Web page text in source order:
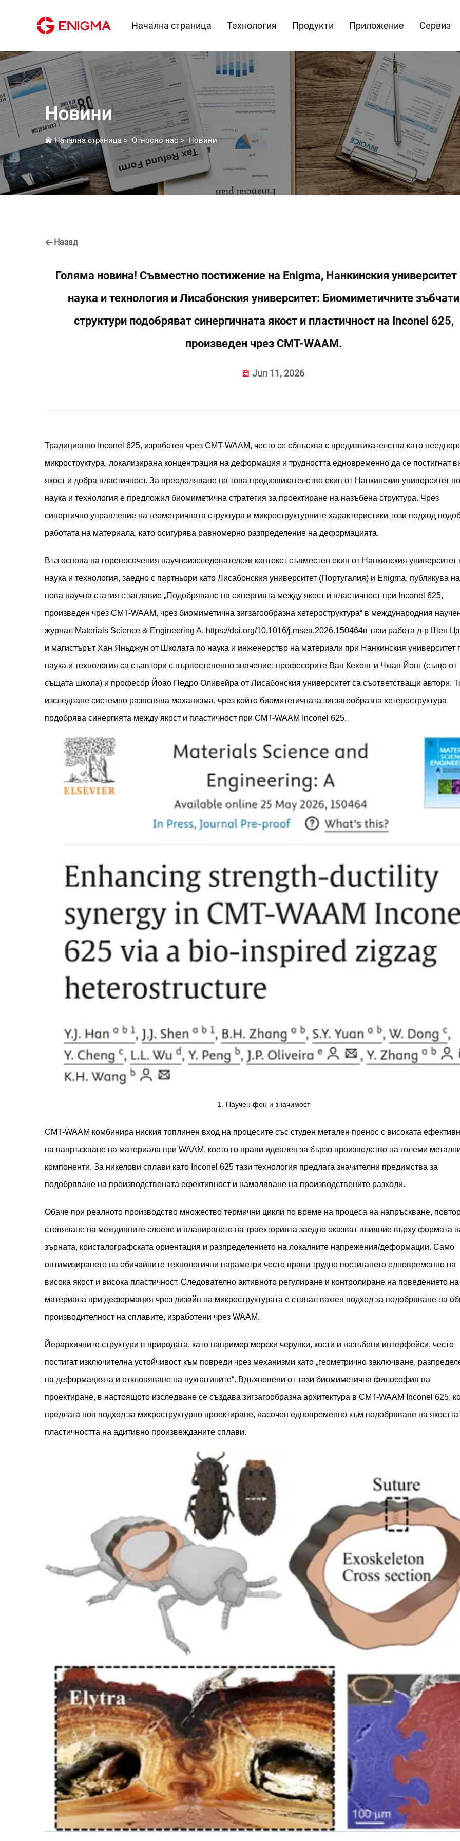
Начална страница Технология Продукти Приложение Сервиз
Новини
Начална страница > Относно нас >Новини
Назад
Голяма новина! Съвместно постижение на Enigma, Нанкинския университет
наука и технология и Лисабонския университет: Биомиметичните зъбчати
структури подобряват синергичната якост и пластичност на Inconel 625,
произведен чрез CMT-WAAM.
Jun 11, 2026
Традиционно Inconel 625, изработен чрез CMT-WAAM, често се сблъсква с предизвикателства като
микроструктура, локализирана концентрация на деформация и трудността едновременно да се постигнат
якост и добра пластичност. За преодоляване на това предизвикателство екип от Нанкинския университет по
наука и технология е предложил биомиметична стратегия за проектиране на назъбена структура. Чрез
синергично управление на геометричната структура и микроструктурните характеристики този подход
работата на материала, като осигурява равномерно разпределение на деформацията.
Въз основа на горепосочения научноизследователски контекст съвместен екип от Нанкинския университет
наука и технология, заедно с партньори като Лисабонския университет (Португалия) и Enigma, публикува
нова научна статия с заглавие „Подобряване на синергията между якост и пластичност при Inconel 625,
произведен чрез CMT-WAAM, чрез биомиметична зигзагообразна хетероструктура“ в международния
журнал Materials Science & Engineering A. https://doi.org/10.1016/j.msea.2026.150464в тази работа д-р Шен
и магистърът Хан Яньджун от Школата по наука и инженерство на материали при Нанкинския университет
наука и технология са съавтори с първостепенно значение; професорите Ван Кехонг и Чжан Йонг (също от
същата школа) и професор Йоао Педро Оливейра от Лисабонския университет са съответстващи автори.
изследване системно разяснява механизма, чрез който биомитетичната зигзагообразна хетероструктура
подобрява синергията между якост и пластичност при CMT-WAAM Inconel 625.
1. Научен фон и значимост
CMT-WAAM комбинира ниския топлинен вход на процесите със студен метален пренос с високата
на напръскване на материала при WAAM, което го прави идеален за бързо производство на големи
компоненти. За никелови сплави като Inconel 625 тази технология предлага значителни предимства за
подобряване на производствената ефективност и намаляване на производствените разходи.
Обаче при реалното производство множество термични цикли по време на процеса на напръскване,
стопяване на междинните слоеве и планирането на траекторията заедно оказват влияние върху формата
зърната, кристалографската ориентация и разпределението на локалните напрежения/деформации. Само
оптимизирането на обичайните технологични параметри често прави трудно постигането едновременно на
висока якост и висока пластичност. Следователно активното регулиране и контролиране на поведението на
материала при деформация чрез дизайн на микроструктурата е станал важен подход за подобряване на
производителност на сплавите, изработени чрез WAAM.
Йерархичните структури в природата, като например морски черупки, кости и назъбени интерфейси, често
постигат изключителна устойчивост към повреди чрез механизми като „геометрично заключване,
на деформацията и отклоняване на пукнатините“. Вдъхновени от тази биомиметична философия на
проектиране, в настоящото изследване се създава зигзагообразна архитектура в CMT-WAAM Inconel 625,
предлага нов подход за микроструктурно проектиране, насочен едновременно към подобряване на якостта
пластичността на адитивно произвежданите сплави.